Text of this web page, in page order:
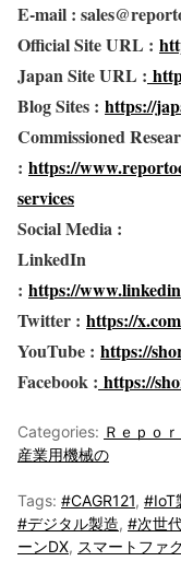
E-mail :
Official Site URL :
Japan Site URL :
Blog Sites : https://
Commissioned
: https://
services
Social Media :
LinkedIn
: https://
Twitter : https://
YouTube : https://
Facebook : https://
Categories: Ｒｅｐｏ
産業用機械の
Tags: #CAGR121, #IoT
#デジタル製造, #次世
ーンDX, スマートファ